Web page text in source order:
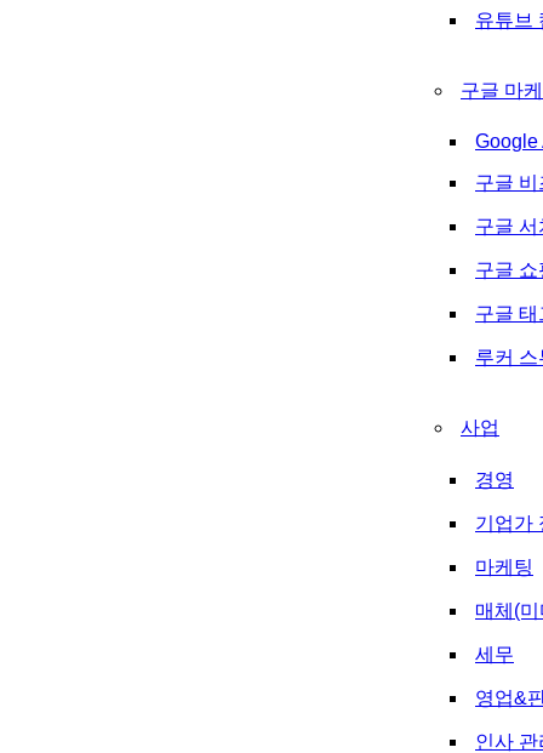
유튜브
구글 마
Google
구글
구글
구글 쇼
구글
루커
사업
경영
기업가
마케팅
매체(
세무
영업&
인사 관